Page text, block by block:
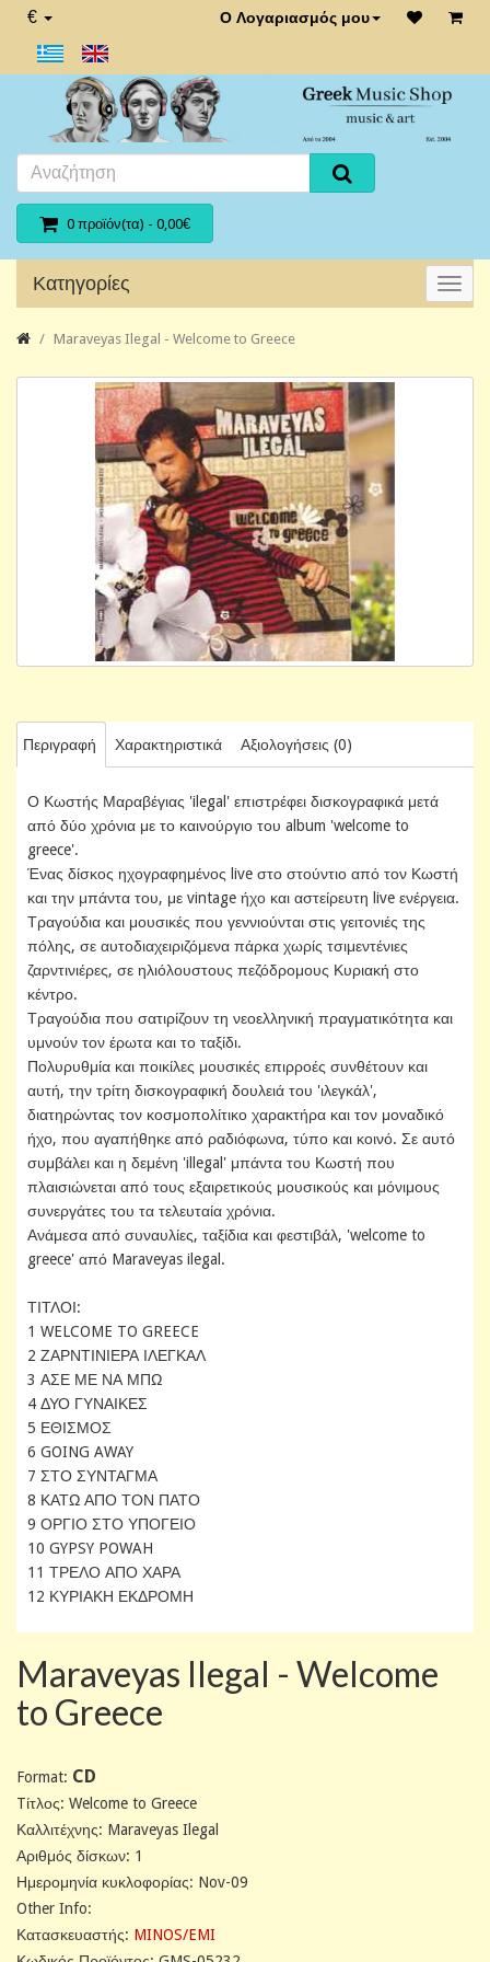
€ Ο Λογαριασμός μου
0 προϊόν(τα) - 0,00€
Κατηγορίες
Maraveyas Ilegal - Welcome to Greece
Περιγραφή Χαρακτηριστικά Αξιολογήσεις (0)
Ο Κωστής Μαραβέγιας 'ilegal' επιστρέφει δισκογραφικά μετά
από δύο χρόνια με το καινούργιο του album 'welcome to
greece'.
Ένας δίσκος ηχογραφημένος live στο στούντιο από τον Κωστή
και την μπάντα του, με vintage ήχο και αστείρευτη live ενέργεια.
Τραγούδια και μουσικές που γεννιούνται στις γειτονιές της
πόλης, σε αυτοδιαχειριζόμενα πάρκα χωρίς τσιμεντένιες
ζαρντινιέρες, σε ηλιόλουστους πεζόδρομους Κυριακή στο
κέντρο.
Τραγούδια που σατιρίζουν τη νεοελληνική πραγματικότητα και
υμνούν τον έρωτα και το ταξίδι.
Πολυρυθμία και ποικίλες μουσικές επιρροές συνθέτουν και
αυτή, την τρίτη δισκογραφική δουλειά του 'ιλεγκάλ',
διατηρώντας τον κοσμοπολίτικο χαρακτήρα και τον μοναδικό
ήχο, που αγαπήθηκε από ραδιόφωνα, τύπο και κοινό. Σε αυτό
συμβάλει και η δεμένη 'illegal' μπάντα του Κωστή που
πλαισιώνεται από τους εξαιρετικούς μουσικούς και μόνιμους
συνεργάτες του τα τελευταία χρόνια.
Ανάμεσα από συναυλίες, ταξίδια και φεστιβάλ, 'welcome to
greece' από Maraveyas ilegal.
ΤΙΤΛΟΙ:
1 WELCOME TO GREECE
2 ΖΑΡΝΤΙΝΙΕΡΑ ΙΛΕΓΚΑΛ
3 ΑΣΕ ΜΕ ΝΑ ΜΠΩ
4 ΔΥΟ ΓΥΝΑΙΚΕΣ
5 ΕΘΙΣΜΟΣ
6 GOING AWAY
7 ΣΤΟ ΣΥΝΤΑΓΜΑ
8 ΚΑΤΩ ΑΠΟ ΤΟΝ ΠΑΤΟ
9 ΟΡΓΙΟ ΣΤΟ ΥΠΟΓΕΙΟ
10 GYPSY POWAH
11 ΤΡΕΛΟ ΑΠΟ ΧΑΡΑ
12 ΚΥΡΙΑΚΗ ΕΚΔΡΟΜΗ
Maraveyas Ilegal - Welcome
to Greece
Format: CD
Tίτλος: Welcome to Greece
Καλλιτέχνης: Maraveyas Ilegal
Αριθμός δίσκων: 1
Ημερομηνία κυκλοφορίας: Nov-09
Other Info:
Κατασκευαστής: MINOS/EMI